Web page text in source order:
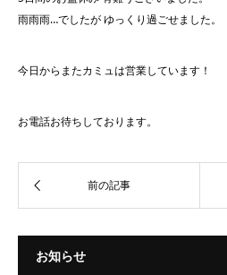
雨雨雨…でしたが ゆっくり過ごせました。
今日からまたカミュは営業しています！
お電話お待ちしております。
お知らせ